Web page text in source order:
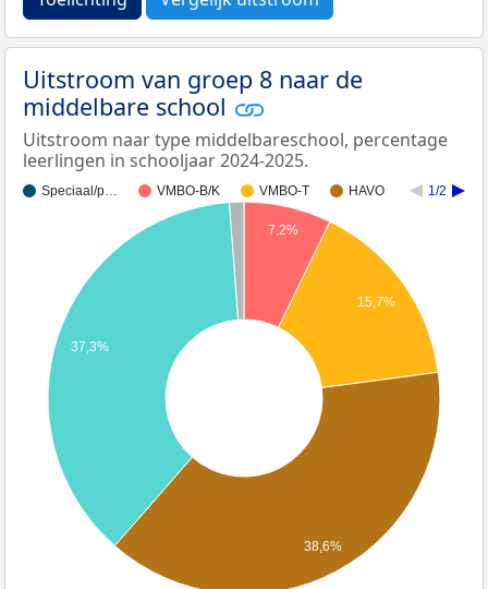
Uitstroom van groep 8 naar de
middelbare school
Uitstroom naar type middelbareschool, percentage
leerlingen in schooljaar 2024-2025.
Speciaal/p… VMBO-B/K VMBO-T HAVO 1/2
7,2%
15,7%
37,3%
38,6%